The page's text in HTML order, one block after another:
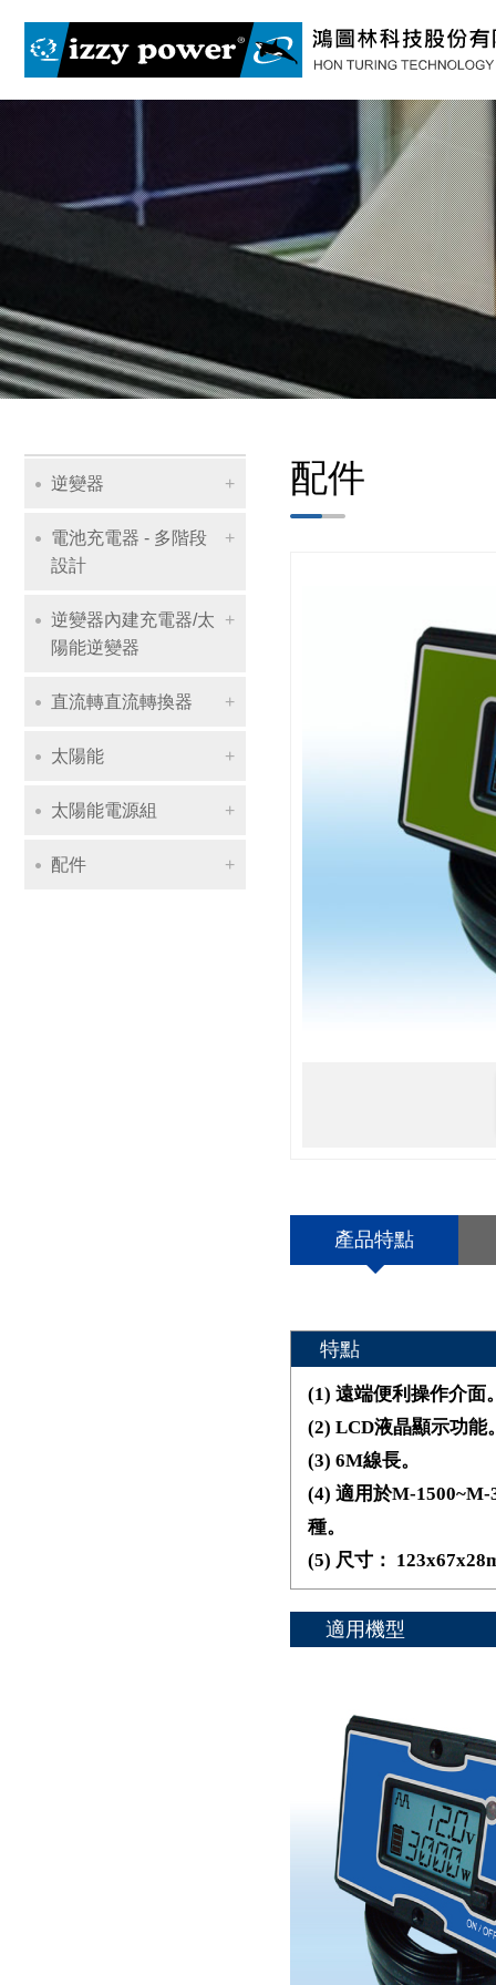
配件
產品特點
特點
(1) 遠端便利操作介面
(2) LCD液晶顯示功能
(3) 6M線長。
(4) 適用於M-1500~M-
種。
(5) 尺寸：
適用機型
逆變器
電池充電器 - 多階段
設計
逆變器內建充電器/太
陽能逆變器
直流轉直流轉換器
太陽能
太陽能電源組
配件